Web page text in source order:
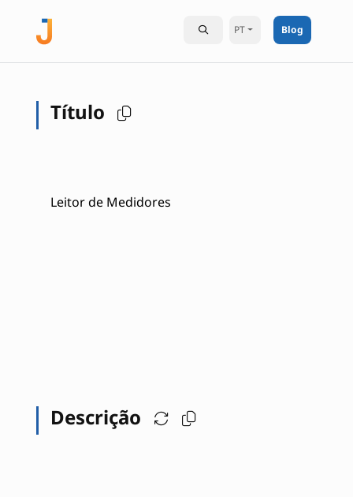
PT Blog
Título
Leitor de Medidores
Descrição